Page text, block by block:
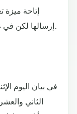
إرسالها لكن في غضون 15 دقيقة فقط من عملية الإرسال.
الثاني